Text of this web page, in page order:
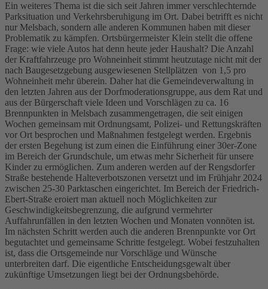
Ein weiteres Thema ist die sich seit Jahren immer verschlechternde
Parksituation und Verkehrsberuhigung im Ort. Dabei betrifft es nicht
nur Melsbach, sondern alle anderen Kommunen haben mit dieser
Problematik zu kämpfen. Ortsbürgermeister Klein stellt die offene
Frage: wie viele Autos hat denn heute jeder Haushalt? Die Anzahl
der Kraftfahrzeuge pro Wohneinheit stimmt heutzutage nicht mit der
nach Baugesetzgebung ausgewiesenen Stellplätzen von 1,5 pro
Wohneinheit mehr überein. Daher hat die Gemeindeverwaltung in
den letzten Jahren aus der Dorfmoderationsgruppe, aus dem Rat und
aus der Bürgerschaft viele Ideen und Vorschlägen zu ca. 16
Brennpunkten in Melsbach zusammengetragen, die seit einigen
Wochen gemeinsam mit Ordnungsamt, Polizei- und Rettungskräften
vor Ort besprochen und Maßnahmen festgelegt werden. Ergebnis
der ersten Begehung ist zum einen die Einführung einer 30er-Zone
im Bereich der Grundschule, um etwas mehr Sicherheit für unsere
Kinder zu ermöglichen. Zum anderen werden auf der Rengsdorfer
Straße bestehende Halteverbotszonen versetzt und im Frühjahr 2024
zwischen 25-30 Parktaschen eingerichtet. Im Bereich der Friedrich-
Ebert-Straße eroiert man aktuell noch Möglichkeiten zur
Geschwindigkeitsbegrenzung, die aufgrund vermehrter
Auffahrunfällen in den letzten Wochen und Monaten vonnöten ist.
Im nächsten Schritt werden auch die anderen Brennpunkte vor Ort
begutachtet und gemeinsame Schritte festgelegt. Wobei festzuhalten
ist, dass die Ortsgemeinde nur Vorschläge und Wünsche
unterbreiten darf. Die eigentliche Entscheidungsgewalt über
zukünftige Umsetzungen liegt bei der Ordnungsbehörde.